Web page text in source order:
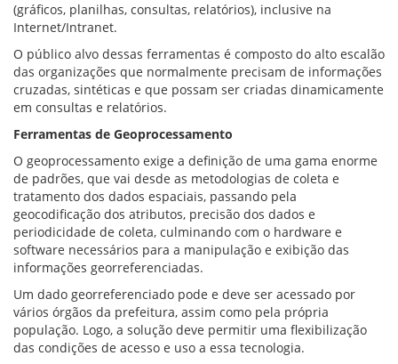
(gráficos, planilhas, consultas, relatórios), inclusive na
Internet/Intranet.
O público alvo dessas ferramentas é composto do alto escalão
das organizações que normalmente precisam de informações
cruzadas, sintéticas e que possam ser criadas dinamicamente
em consultas e relatórios.
Ferramentas de Geoprocessamento
O geoprocessamento exige a definição de uma gama enorme
de padrões, que vai desde as metodologias de coleta e
tratamento dos dados espaciais, passando pela
geocodificação dos atributos, precisão dos dados e
periodicidade de coleta, culminando com o hardware e
software necessários para a manipulação e exibição das
informações georreferenciadas.
Um dado georreferenciado pode e deve ser acessado por
vários órgãos da prefeitura, assim como pela própria
população. Logo, a solução deve permitir uma flexibilização
das condições de acesso e uso a essa tecnologia.